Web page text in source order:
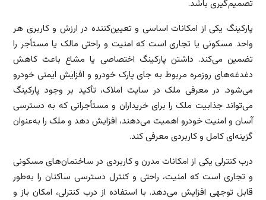
تصمیم‌گیری باشد.
پارکینگ یکی از امکانات اساسی و تعیین‌کننده در ارزش و کاربری هر
واحد مسکونی یا تجاری است که امنیت و راحتی مالک یا مستأجر را
تضمین می‌کند. داشتن پارکینگ اختصاصی یا مشاع باعث کاهش
دغدغه‌های روزمره مربوط به جای پارک خودرو و افزایش ایمنی خودرو
می‌شود. در معرفی ملک در سایت املاک، تأکید بر وجود پارکینگ
می‌تواند جذابیت ملک را برای خریداران و مستأجرانی که به دسترسی
آسان و امنیت خودرو اهمیت می‌دهند، افزایش دهد و ملک را به‌عنوان
گزینه‌ای کامل و کاربردی معرفی کند.
درب کنترلی یکی از امکانات مدرن و کاربردی در ساختمان‌های مسکونی
و تجاری است که امنیت، راحتی و کنترل دسترسی ساکنان را به‌طور
قابل توجهی افزایش می‌دهد. با استفاده از درب کنترلی، امکان باز و